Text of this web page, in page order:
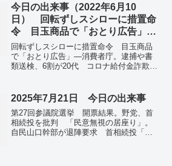
援策発表 東京都。10の30乗「クエタ」
など デジタル化背景、新たな接頭語を
追加。全国の新規感染者は8万9887人 前
週から約1万人増。
今日の出来事（2022年6月10
日） 回転ずしスシローに措置命
令 目玉商品で「おとり広告」―
消費者庁
回転ずしスシローに措置命令 目玉商品
で「おとり広告」―消費者庁。逮捕や書
類送検、6割が20代 コロナ給付金詐欺事
る声。鶏卵収賄、控訴断念表明 吉川元
農相、有罪確定へ。日本安保理入り、184
カ国が支持 スイス、モザンビークなど
も選出。「都民割」再開に申し込み殺
到 一部数時間で販売終了。国内感染、
2025年7月21日 今日の出来事
第27回参議院選挙 開票結果。野党、首
相続投を批判 「民意無視の居座り」。
自民山口幹部が退陣要求 首相続投「強